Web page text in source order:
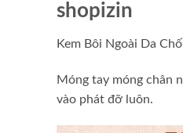
shopizin
Kem Bôi Ngoài Da
Móng tay móng chân
vào phát đỡ luôn.